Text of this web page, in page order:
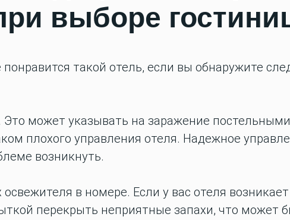
выборе
понравится такой отель, если вы обнаружите
Это может указывать на заражение
плохого управления отеля. Надежное
возникнуть.
в номере. Если у вас отеля
перекрыть неприятные запахи, что может